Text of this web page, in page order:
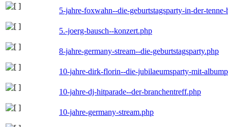
5-jahre-foxwahn--die-geburtstagsparty-in-der-tenne-
5.-joerg-bausch--konzert.php
8-jahre-germany-stream--die-geburtstagsparty.php
10-jahre-dirk-florin--die-jubilaeumsparty-mit-
10-jahre-dj-hitparade--der-branchentreff.php
10-jahre-germany-stream.php